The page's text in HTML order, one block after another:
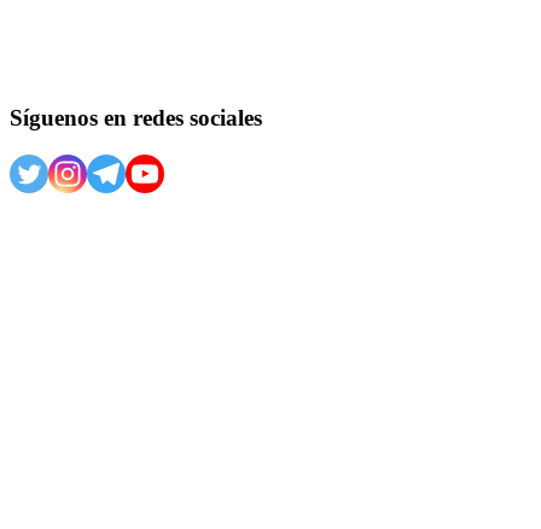
Síguenos en redes sociales